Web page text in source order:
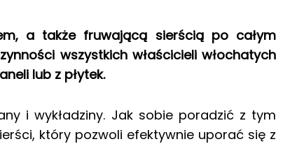
a także fruwającą sierścią po całym
wszystkich właścicieli włochatych
lub z płytek.
i wykładziny. Jak sobie poradzić z tym
który pozwoli efektywnie uporać się z